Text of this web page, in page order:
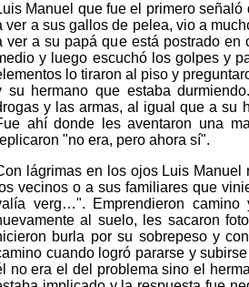
Manuel que fue el primero
ver a sus gallos de pelea, vio a
ver a su papá que está postrado
y luego escuchó los golpes y
lo tiraron al piso y
su hermano que estaba
y las armas, al igual que a su
ahí donde les aventaron una
"no era, pero ahora sí".
lágrimas en los ojos Luis
vecinos o a sus familiares que
verg…". Emprendieron
al suelo, les sacaron
burla por su sobrepeso y
cuando logró pararse y
no era el del problema sino el